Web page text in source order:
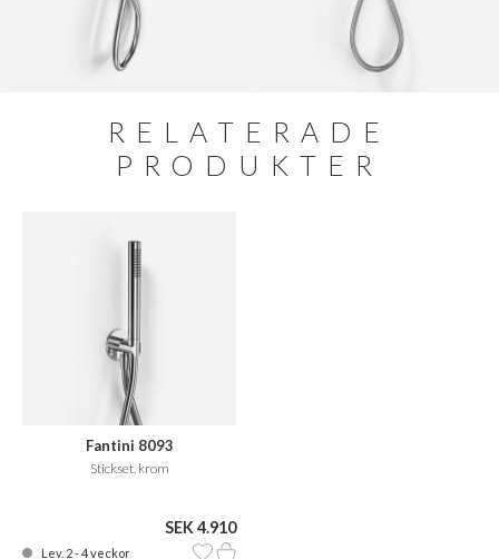
RELATERADE
PRODUKTER
Fantini 8093
Stickset, krom
SEK 4.910
Lev. 2 - 4 veckor